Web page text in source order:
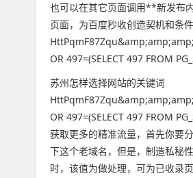
也可以在其它页面调用**新发布
页面，为百度秒收创造契机和条
OR 497=(SELECT 497 FROM
苏州怎样选择网站的关键词
OR 497=(SELECT 497 FROM
获取更多的精准流量，首先你要
下这个老域名，但是，制造私秘
时，该值为做处理，可为已收录